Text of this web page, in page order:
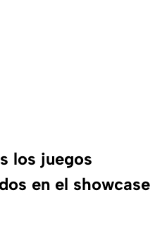
los juegos
en el showcase